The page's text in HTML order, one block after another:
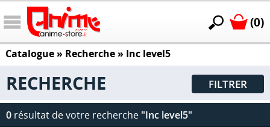
(0)
Catalogue» Recherche » Inc level5
RECHERCHE FILTRER
0 résultat de votre recherche "Inc level5"